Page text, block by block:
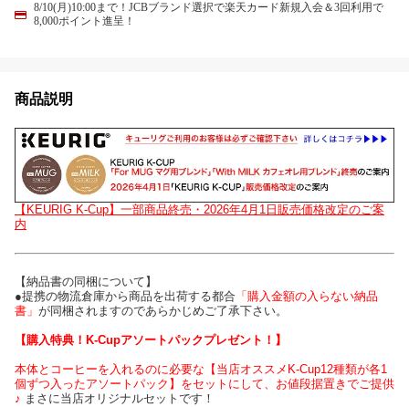
8/10(月)10:00まで！JCBブランド選択で楽天カード新規入会＆3回利用で
8,000ポイント進呈！
商品説明
【KEURIG K-Cup】一部商品終売・2026年4月1日販売価格改定のご案
内
【納品書の同梱について】
●提携の物流倉庫から商品を出荷する都合 「購入金額の入らない納品
書」 が同梱されますのであらかじめご了承下さい。
【購入特典！K-Cupアソートパックプレゼント！】
本体とコーヒーを入れるのに必要な【当店オススメK-Cup12種類が各1
個ずつ入ったアソートパック】をセットにして、お値段据置きでご提供
♪ まさに当店オリジナルセットです！